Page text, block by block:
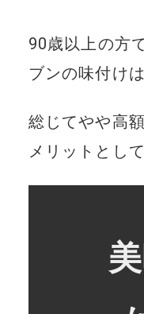
90歳以上の方
ブンの味付け
総じてやや高
メリットとし